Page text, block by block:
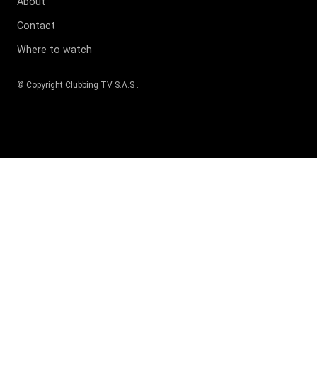
Contact
Where to watch
© Copyright Clubbing TV S.A.S .